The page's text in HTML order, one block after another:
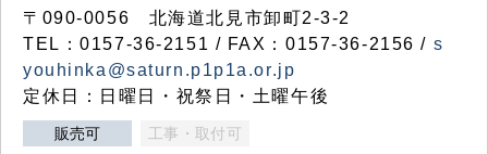
〒090-0056 北海道北見市卸町2-3-2
TEL：0157-36-2151 / FAX：0157-36-2156 / s
youhinka@saturn.p1p1a.or.jp
定休日：日曜日・祝祭日・土曜午後
販売可 工事・取付可